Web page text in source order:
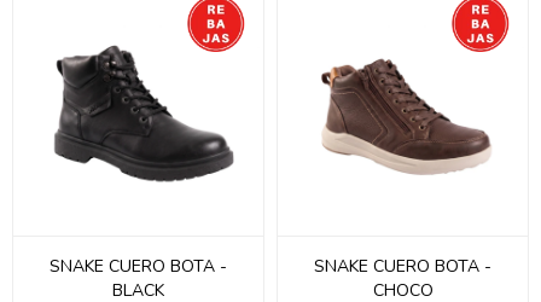
SNAKE CUERO BOTA -
BLACK
SNAKE CUERO BOTA -
CHOCO